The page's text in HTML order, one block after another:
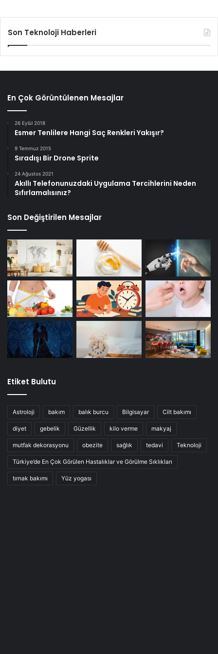
Son Teknoloji Haberleri
En Çok Görüntülenen Mesajlar
26 Eylül 2018
Esmer Tenlilere Hangi Saç Renkleri Yakışır?
9 Temmuz 2015
Sıradışı Bir Drone Sprite
24 Ağustos 2021
Akıllı Telefonunuzdaki Uygulama Tercihlerini Neden
Sıfırlamalısınız?
Son Değiştirilen Mesajlar
Etiket Bulutu
Astroloji bakım balık burcu Bilgisayar Cilt bakımı
diyet gebelik Güzellik kilo verme makyaj
mutfak dekorasyonu obezite sağlık tedavi Teknoloji
Türkiye’de En Çok Görülen Hastalıklar ve Görülme Sıklıkları
tırnak bakımı Yüz yogası